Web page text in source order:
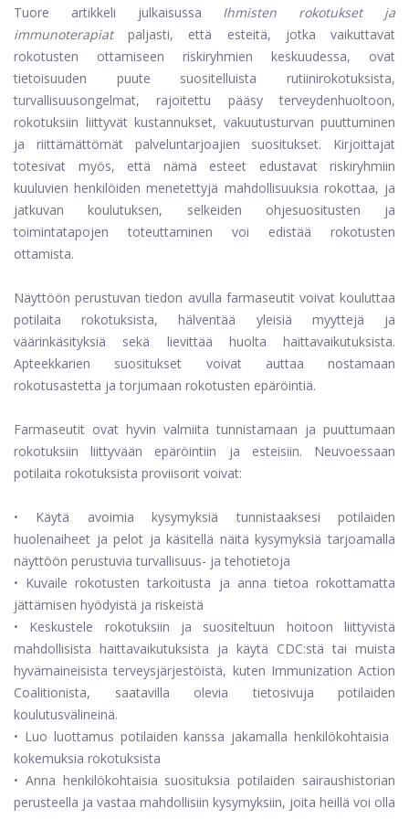
Tuore artikkeli julkaisussa Ihmisten rokotukset ja
immunoterapiatpaljasti, että esteitä, jotka vaikuttavat
rokotusten ottamiseen riskiryhmien keskuudessa, ovat
tietoisuuden puute suositelluista rutiinirokotuksista,
turvallisuusongelmat, rajoitettu pääsy terveydenhuoltoon,
rokotuksiin liittyvät kustannukset, vakuutusturvan puuttuminen
ja riittämättömät palveluntarjoajien suositukset. Kirjoittajat
totesivat myös, että nämä esteet edustavat riskiryhmiin
kuuluvien henkilöiden menetettyjä mahdollisuuksia rokottaa, ja
jatkuvan koulutuksen, selkeiden ohjesuositusten ja
toimintatapojen toteuttaminen voi edistää rokotusten
ottamista.
Näyttöön perustuvan tiedon avulla farmaseutit voivat kouluttaa
potilaita rokotuksista, hälventää yleisiä myyttejä ja
väärinkäsityksiä sekä lievittää huolta haittavaikutuksista.
Apteekkarien suositukset voivat auttaa nostamaan
rokotusastetta ja torjumaan rokotusten epäröintiä.
Farmaseutit ovat hyvin valmiita tunnistamaan ja puuttumaan
rokotuksiin liittyvään epäröintiin ja esteisiin. Neuvoessaan
potilaita rokotuksista proviisorit voivat:
• Käytä avoimia kysymyksiä tunnistaaksesi potilaiden
huolenaiheet ja pelot ja käsitellä näitä kysymyksiä tarjoamalla
näyttöön perustuvia turvallisuus- ja tehotietoja
• Kuvaile rokotusten tarkoitusta ja anna tietoa rokottamatta
jättämisen hyödyistä ja riskeistä
• Keskustele rokotuksiin ja suositeltuun hoitoon liittyvistä
mahdollisista haittavaikutuksista ja käytä CDC:stä tai muista
hyvämaineisista terveysjärjestöistä, kuten Immunization Action
Coalitionista, saatavilla olevia tietosivuja potilaiden
koulutusvälineinä.
• Luo luottamus potilaiden kanssa jakamalla henkilökohtaisia ​​
kokemuksia rokotuksista
• Anna henkilökohtaisia ​​suosituksia potilaiden sairaushistorian
perusteella ja vastaa mahdollisiin kysymyksiin, joita heillä voi olla